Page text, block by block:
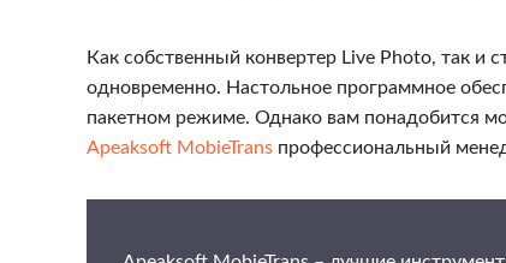
Как собственный конвертер Live Photo, так и
одновременно. Настольное программное
пакетном режиме. Однако вам понадобится
Apeaksoft MobieTrans профессиональный